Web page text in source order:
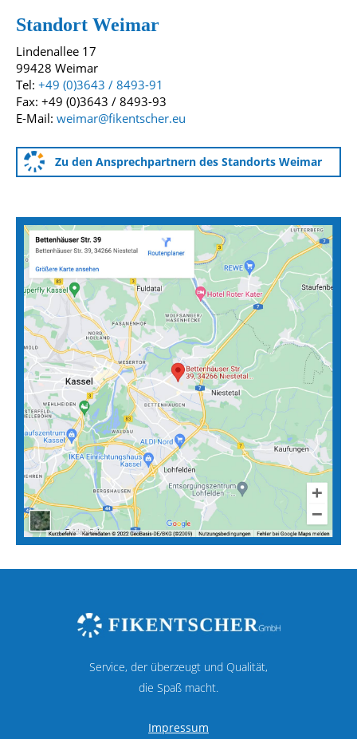
Standort Weimar
Lindenallee 17
99428 Weimar
Tel: +49 (0)3643 / 8493-91
Fax: +49 (0)3643 / 8493-93
E-Mail: weimar@fikentscher.eu
Zu den Ansprechpartnern des Standorts Weimar
Anfahrtskarten zu unseren Standorten
Service, der überzeugt und Qualität,
die Spaß macht.
Impressum